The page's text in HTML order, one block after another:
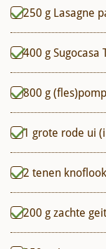
250 g Lasagne
400 gSugocasa
800 g
1 grote rode ui
2 tenen
200 gzachte